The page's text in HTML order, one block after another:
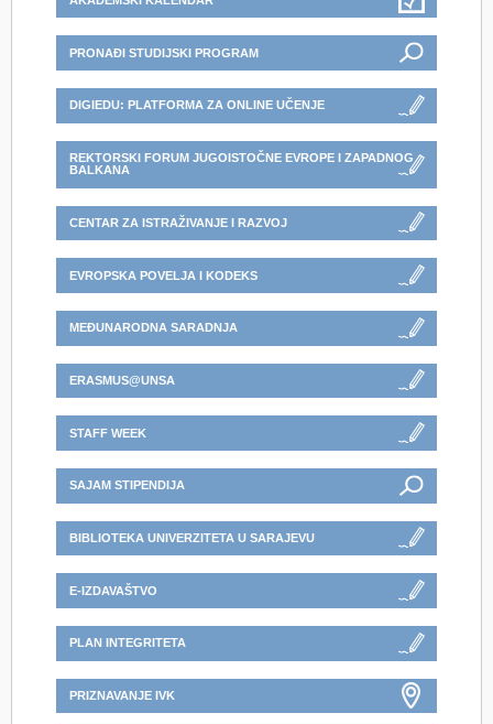
PRONAĐI STUDIJSKI PROGRAM
DIGIEDU: PLATFORMA ZA ONLINE UČENJE
REKTORSKI FORUM JUGOISTOČNE EVROPE I ZAPADNOG
BALKANA
CENTAR ZA ISTRAŽIVANJE I RAZVOJ
EVROPSKA POVELJA I KODEKS
MEĐUNARODNA SARADNJA
ERASMUS@UNSA
STAFF WEEK
SAJAM STIPENDIJA
BIBLIOTEKA UNIVERZITETA U SARAJEVU
E-IZDAVAŠTVO
PLAN INTEGRITETA
PRIZNAVANJE IVK